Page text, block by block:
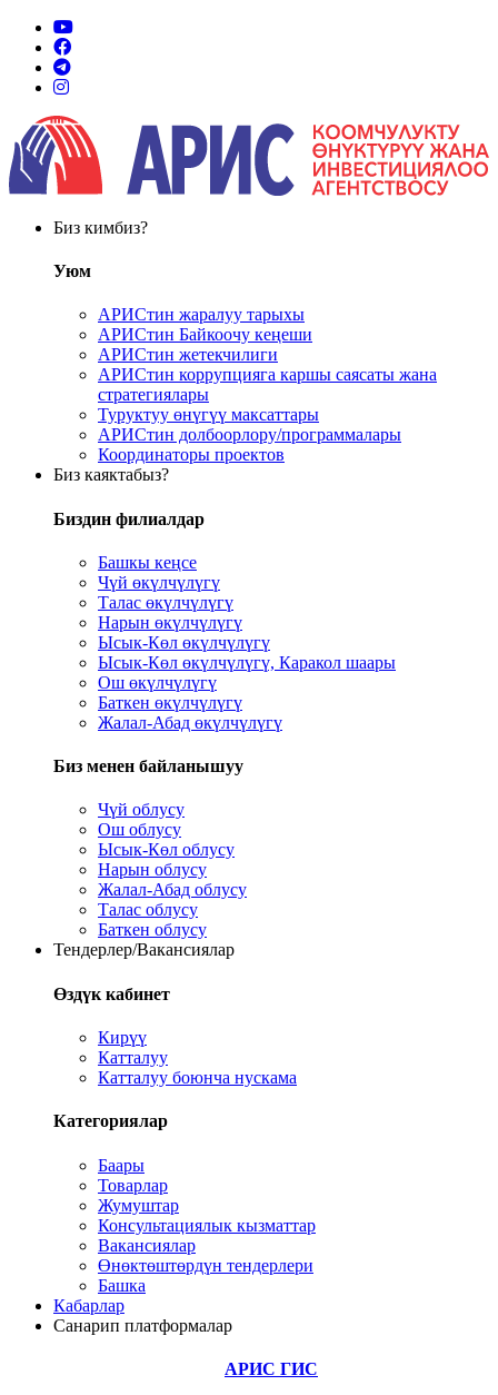
Биз кимбиз?
Уюм
АРИСтин жаралуу тарыхы
АРИСтин Байкоочу кеңеши
АРИСтин жетекчилиги
АРИСтин коррупцияга каршы саясаты жана
стратегиялары
Туруктуу өнүгүү максаттары
АРИСтин долбоорлору/программалары
Координаторы проектов
Биз каяктабыз?
Биздин филиалдар
Башкы кеңсе
Чүй өкүлчүлүгү
Талас өкүлчүлүгү
Нарын өкүлчүлүгү
Ысык-Көл өкүлчүлүгү
Ысык-Көл өкүлчүлүгү, Каракол шаары
Ош өкүлчүлүгү
Баткен өкүлчүлүгү
Жалал-Абад өкүлчүлүгү
Биз менен байланышуу
Чүй облусу
Ош облусу
Ысык-Көл облусу
Нарын облусу
Жалал-Абад облусу
Талас облусу
Баткен облусу
Тендерлер/Вакансиялар
Өздүк кабинет
Кирүү
Катталуу
Катталуу боюнча нускама
Категориялар
Баары
Товарлар
Жумуштар
Консультациялык кызматтар
Вакансиялар
Өнөктөштөрдүн тендерлери
Башка
Кабарлар
Санарип платформалар
АРИС ГИС